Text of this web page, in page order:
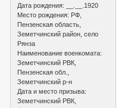
Дата рождения: __.__.1920
Место рождения: РФ,
Пензенская область,
Земетчинский район, село
Рянза
Наименование военкомата:
Земетчинский РВК,
Пензенская обл.,
Земетчинский р-н
Дата и место призыва:
Земетчинский РВК,